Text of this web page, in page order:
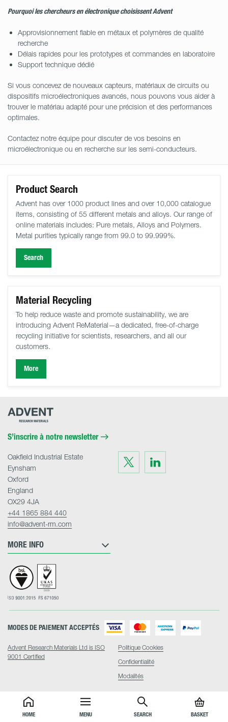
HOME MENU SEARCH BASKET
Pourquoi les chercheurs en électronique choisissent Advent
Approvisionnement fiable en métaux et polymères de qualité
recherche
Délais rapides pour les prototypes et commandes en laboratoire
Support technique dédié
Si vous concevez de nouveaux capteurs, matériaux de circuits ou
dispositifs microélectroniques avancés, nous pouvons vous aider à
trouver le matériau adapté pour une précision et des performances
optimales.
Contactez notre équipe pour discuter de vos besoins en
microélectronique ou en recherche sur les semi-conducteurs.
Product Search
Advent has over 1000 product lines and over 10,000 catalogue
items, consisting of 55 different metals and alloys. Our range of
online materials includes: Pure metals, Alloys and Polymers.
Metal purities typically range from 99.0 to 99.999%.
Search
Material Recycling
To help reduce waste and promote sustainability, we are
introducing Advent ReMaterial—a dedicated, free-of-charge
recycling initiative for scientists, researchers, and all our
customers.
More
Advent
S’inscrire à notre newsletter
Visit
us
on
Twitter
Visit
on
LinkedIn
MORE INFO
Oakfield Industrial Estate
Eynsham
Oxford
England
OX29 4JA
+44 1865 884 440
info@advent-rm.com
Advent Research Materials Ltd is ISO
9001 Certified
MODES DE PAIEMENT ACCEPTÉS
Politique Cookies
Confidentialité
Modalités